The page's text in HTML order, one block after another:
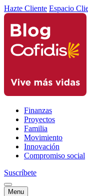
Hazte Cliente Espacio
Finanzas
Proyectos
Familia
Movimiento
Innovación
Compromiso social
Suscríbete
Menu